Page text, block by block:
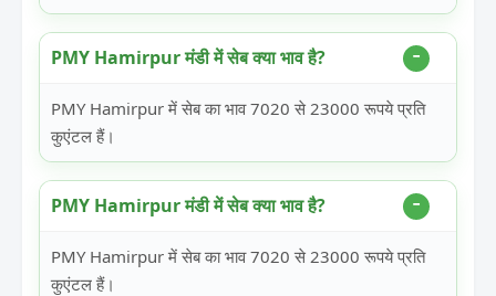
PMY Hamirpur मंडी में सेब क्या भाव है?
PMY Hamirpur में सेब का भाव 7020 से 23000 रूपये प्रति
कुएंटल हैं।
PMY Hamirpur मंडी में सेब क्या भाव है?
PMY Hamirpur में सेब का भाव 7020 से 23000 रूपये प्रति
कुएंटल हैं।